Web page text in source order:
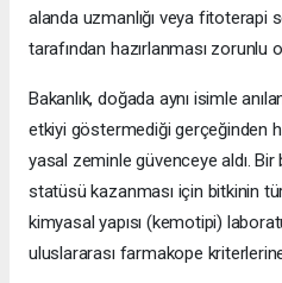
alanda uzmanlığı veya fitoterapi
tarafından hazırlanması zorunlu
Bakanlık, doğada aynı isimle
etkiyi göstermediği gerçeğinden
yasal zeminle güvenceye aldı. Bir
statüsü kazanması için bitkinin
kimyasal yapısı (kemotipi)
uluslararası farmakope